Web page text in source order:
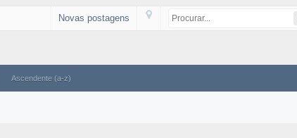
Novas postagens
Ascendente (a-z)